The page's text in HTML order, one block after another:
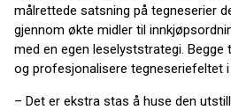
målrettede satsning på tegneserier
gjennom økte midler til
med en egen leselyststrategi. Begge
og profesjonalisere tegneseriefeltet i
– Det er ekstra stas å huse den